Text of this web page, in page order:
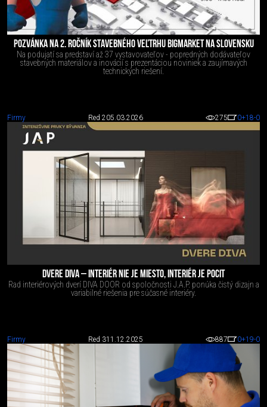
POZVÁNKA NA 2. ROČNÍK STAVEBNÉHO VEĽTRHU BIGMARKET NA SLOVENSKU
Na podujatí sa predstaví až 37 vystavovateľov - popredných dodávateľov
stavebných materiálov a inovácií s prezentáciou noviniek a zaujímavých
technických riešení.
Firmy Red 205.03.2026 275 0+18-0
DVERE DIVA – INTERIÉR NIE JE MIESTO, INTERIÉR JE POCIT
Rad interiérových dverí DIVA DOOR od spoločnosti J.A.P. ponúka čistý dizajn a
variabilné riešenia pre súčasné interiéry.
Firmy Red 311.12.2025 887 0+19-0